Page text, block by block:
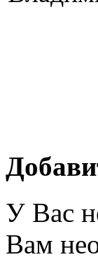
У Вас
Вам